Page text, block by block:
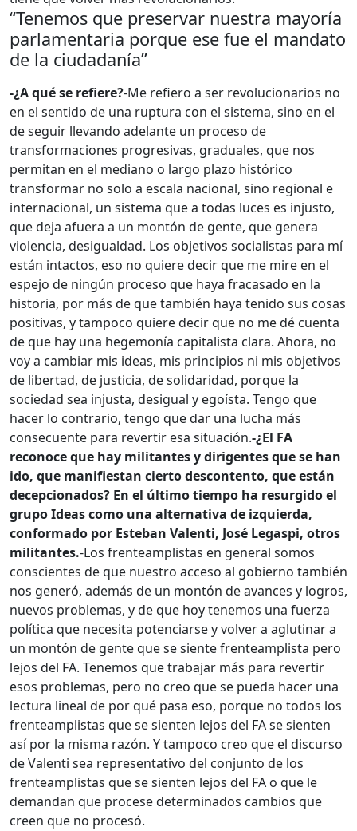
“Tenemos que preservar nuestra mayoría
parlamentaria porque ese fue el mandato
de la ciudadanía”
-¿A qué se refiere?-Me refiero a ser revolucionarios no
en el sentido de una ruptura con el sistema, sino en el
de seguir llevando adelante un proceso de
transformaciones progresivas, graduales, que nos
permitan en el mediano o largo plazo histórico
transformar no solo a escala nacional, sino regional e
internacional, un sistema que a todas luces es injusto,
que deja afuera a un montón de gente, que genera
violencia, desigualdad. Los objetivos socialistas para mí
están intactos, eso no quiere decir que me mire en el
espejo de ningún proceso que haya fracasado en la
historia, por más de que también haya tenido sus cosas
positivas, y tampoco quiere decir que no me dé cuenta
de que hay una hegemonía capitalista clara. Ahora, no
voy a cambiar mis ideas, mis principios ni mis objetivos
de libertad, de justicia, de solidaridad, porque la
sociedad sea injusta, desigual y egoísta. Tengo que
hacer lo contrario, tengo que dar una lucha más
consecuente para revertir esa situación.-¿El FA
reconoce que hay militantes y dirigentes que se han
ido, que manifiestan cierto descontento, que están
decepcionados? En el último tiempo ha resurgido el
grupo Ideas como una alternativa de izquierda,
conformado por Esteban Valenti, José Legaspi, otros
militantes.-Los frenteamplistas en general somos
conscientes de que nuestro acceso al gobierno también
nos generó, además de un montón de avances y logros,
nuevos problemas, y de que hoy tenemos una fuerza
política que necesita potenciarse y volver a aglutinar a
un montón de gente que se siente frenteamplista pero
lejos del FA. Tenemos que trabajar más para revertir
esos problemas, pero no creo que se pueda hacer una
lectura lineal de por qué pasa eso, porque no todos los
frenteamplistas que se sienten lejos del FA se sienten
así por la misma razón. Y tampoco creo que el discurso
de Valenti sea representativo del conjunto de los
frenteamplistas que se sienten lejos del FA o que le
demandan que procese determinados cambios que
creen que no procesó.